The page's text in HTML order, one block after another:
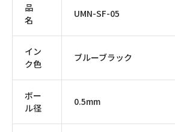
品
名
UMN-SF-05
イン
ク色
ブルーブラック
ボー
ル径
0.5mm